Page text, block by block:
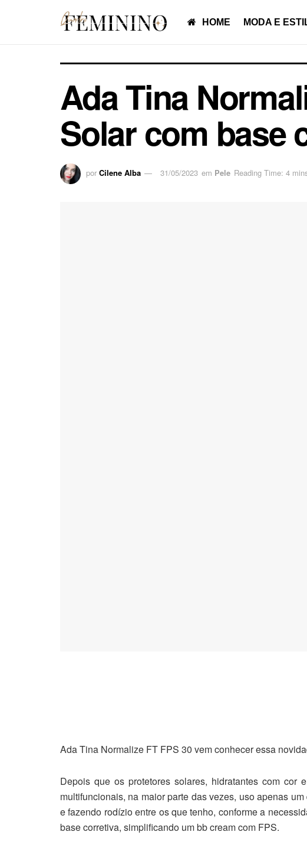
HOME MODA E
Ada Tina
Solar com base
por Cilene Alba 31/05/2023 em Pele Reading Time: 4
Ada Tina Normalize FT FPS 30 vem conhecer essa
Depois que os protetores solares, hidratantes com
multifuncionais, na maior parte das vezes, uso apenas
e fazendo rodízio entre os que tenho, conforme a
base corretiva, simplificando um bb cream com FPS.